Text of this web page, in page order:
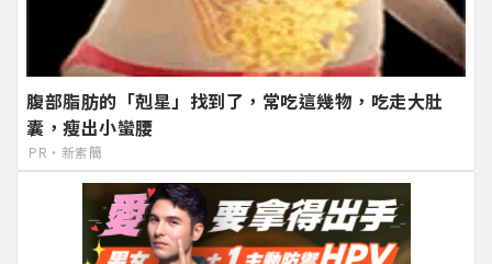
腹部脂肪的「剋星」找到了，常吃這幾物，吃走大肚
囊，瘦出小蠻腰
PR・新素簡